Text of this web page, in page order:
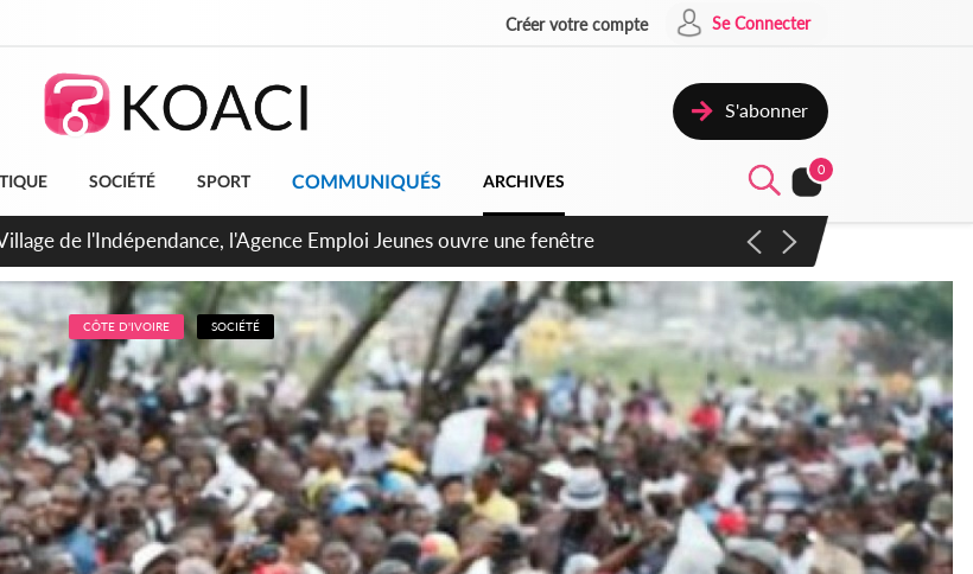
Créer votre compte Se Connecter
S'abonner
SOCIÉTÉ SPORT COMMUNIQUÉS ARCHIVES
0
après la fronde, les agents contractuels obtiennent un accord avec la
2023
CÔTE D'IVOIRE SOCIÉTÉ